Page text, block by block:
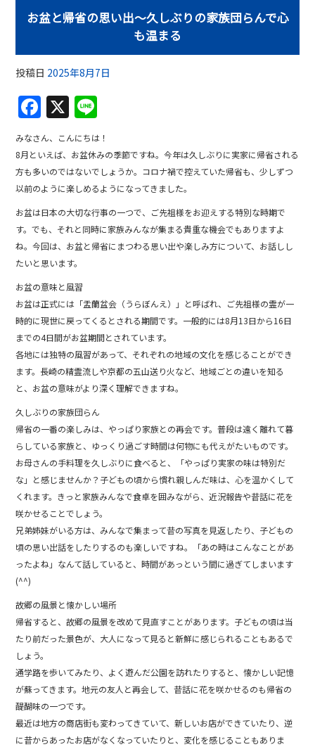
お盆と帰省の思い出〜久しぶりの家族団らんで心
も温まる
投稿日 2025年8月7日
F
a
c
e
b
o
o
k
X
n
e
みなさん、こんにちは！
8月といえば、お盆休みの季節ですね。今年は久しぶりに実家に帰省される
方も多いのではないでしょうか。コロナ禍で控えていた帰省も、少しずつ
以前のように楽しめるようになってきました。
お盆は日本の大切な行事の一つで、ご先祖様をお迎えする特別な時期で
す。でも、それと同時に家族みんなが集まる貴重な機会でもありますよ
ね。今回は、お盆と帰省にまつわる思い出や楽しみ方について、お話しし
たいと思います。
お盆の意味と風習
お盆は正式には「盂蘭盆会（うらぼんえ）」と呼ばれ、ご先祖様の霊が一
時的に現世に戻ってくるとされる期間です。一般的には8月13日から16日
までの4日間がお盆期間とされています。
各地には独特の風習があって、それぞれの地域の文化を感じることができ
ます。長崎の精霊流しや京都の五山送り火など、地域ごとの違いを知る
と、お盆の意味がより深く理解できますね。
久しぶりの家族団らん
帰省の一番の楽しみは、やっぱり家族との再会です。普段は遠く離れて暮
らしている家族と、ゆっくり過ごす時間は何物にも代えがたいものです。
お母さんの手料理を久しぶりに食べると、「やっぱり実家の味は特別だ
な」と感じませんか？子どもの頃から慣れ親しんだ味は、心を温かくして
くれます。きっと家族みんなで食卓を囲みながら、近況報告や昔話に花を
咲かせることでしょう。
兄弟姉妹がいる方は、みんなで集まって昔の写真を見返したり、子どもの
頃の思い出話をしたりするのも楽しいですね。「あの時はこんなことがあ
ったよね」なんて話していると、時間があっという間に過ぎてしまいます
(^^)
故郷の風景と懐かしい場所
帰省すると、故郷の風景を改めて見直すことがあります。子どもの頃は当
たり前だった景色が、大人になって見ると新鮮に感じられることもあるで
しょう。
通学路を歩いてみたり、よく遊んだ公園を訪れたりすると、懐かしい記憶
が蘇ってきます。地元の友人と再会して、昔話に花を咲かせるのも帰省の
醍醐味の一つです。
最近は地方の商店街も変わってきていて、新しいお店ができていたり、逆
に昔からあったお店がなくなっていたりと、変化を感じることもありま